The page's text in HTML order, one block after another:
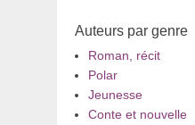
Auteurs par genre
Roman, récit
Polar
Jeunesse
Conte et nouvelle